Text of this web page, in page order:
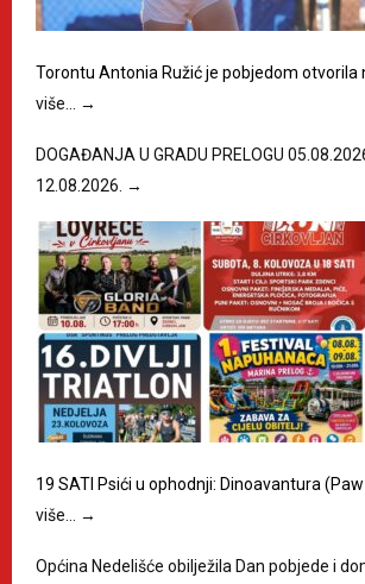
Torontu Antonia Ružić je pobjedom otvorila
više…
→
DOGAĐANJA U GRADU PRELOGU
12.08.2026. →
19 SATI Psići u ophodnji: Dinoavantura (Paw
više…
→
Općina Nedelišće obilježila Dan pobjede i